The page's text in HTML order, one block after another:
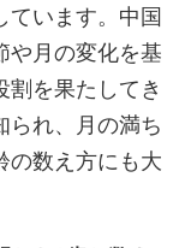
ています。中国
や月の変化を基
を果たしてき
られ、月の満ち
の数え方にも大